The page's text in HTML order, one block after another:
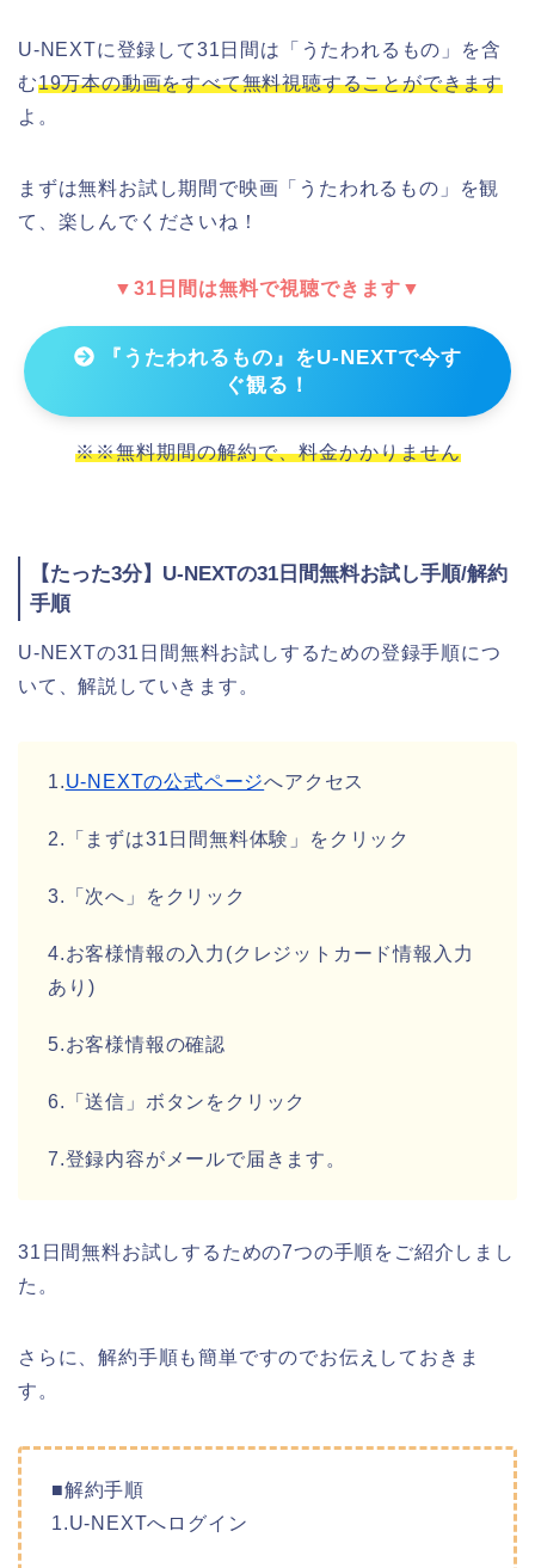
U-NEXTに登録して31日間は「うたわれるもの」を含
む19万本の動画をすべて無料視聴することができます
よ。
まずは無料お試し期間で映画「うたわれるもの」を観
て、楽しんでくださいね！
▼31日間は無料で視聴できます▼
『うたわれるもの』をU-NEXTで今す
ぐ観る！
※※無料期間の解約で、料金かかりません
【たった3分】U-NEXTの31日間無料お試し手順/解約
手順
U-NEXTの31日間無料お試しするための登録手順につ
いて、解説していきます。
1.U-NEXTの公式ページへアクセス
2.「まずは31日間無料体験」をクリック
3.「次へ」をクリック
4.お客様情報の入力(クレジットカード情報入力
あり)
5.お客様情報の確認
6.「送信」ボタンをクリック
7.登録内容がメールで届きます。
31日間無料お試しするための7つの手順をご紹介しまし
た。
さらに、解約手順も簡単ですのでお伝えしておきま
す。
■解約手順
1.U-NEXTへログイン